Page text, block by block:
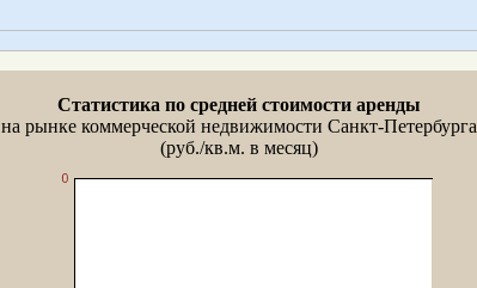
Статистика по средней стоимости аренды
на рынке коммерческой недвижимости Санкт-Петербурга
(руб./кв.м. в месяц)